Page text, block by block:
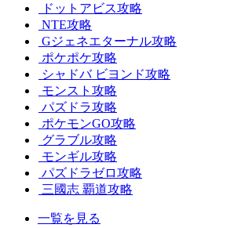
ドットアビス攻略
NTE攻略
Gジェネエターナル攻略
ポケポケ攻略
シャドバ ビヨンド攻略
モンスト攻略
パズドラ攻略
ポケモンGO攻略
グラブル攻略
モンギル攻略
パズドラゼロ攻略
三國志 覇道攻略
一覧を見る